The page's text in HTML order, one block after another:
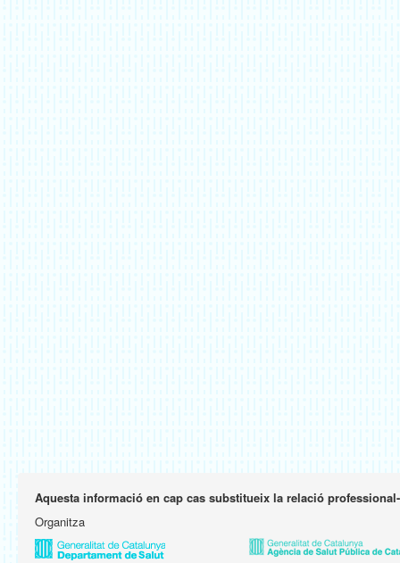
Aquesta informació en cap cas substitueix la relació
Organitza